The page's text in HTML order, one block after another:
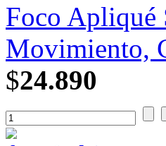
Foco Apliqué
Movimiento,
$24.890